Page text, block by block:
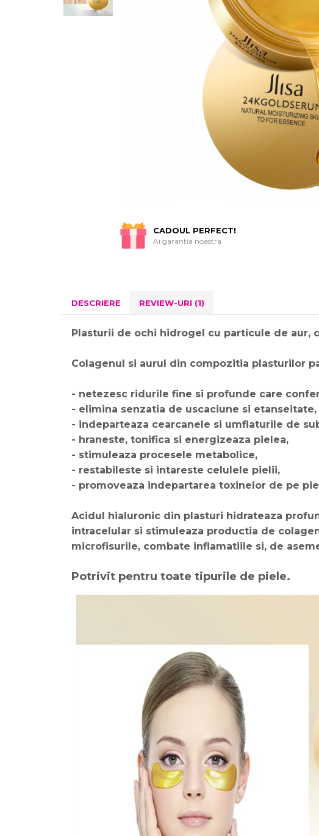
CADOUL PERFECT!
Ai garantia noastra
DESCRIERE REVIEW-URI (1)
Plasturii de ochi hidrogel cu particule de
Colagenul si aurul din compozitia plasturilor
- netezesc ridurile fine si profunde care
- elimina senzatia de uscaciune si
- indeparteaza cearcanele si umflaturile de
- hraneste, tonifica si energizeaza pielea,
- stimuleaza procesele metabolice,
- restabileste si intareste celulele pielii,
- promoveaza indepartarea toxinelor de pe
Acidul hialuronic din plasturi hidrateaza
intracelular si stimuleaza productia de
microfisurile, combate inflamatiile si, de
Potrivit pentru toate tipurile de piele.